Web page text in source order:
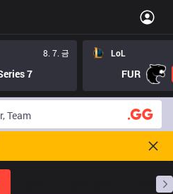
8. 7. 금
7
LoL
FUR
프로빌